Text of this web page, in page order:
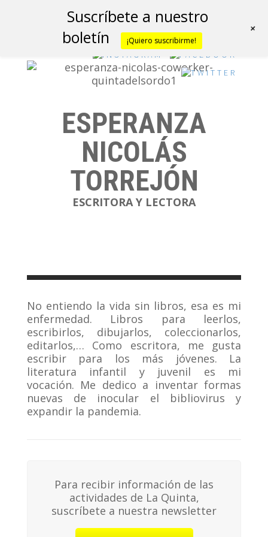
ESPERANZA
NICOLÁS
TORREJÓN
ESCRITORA Y LECTORA
No entiendo la vida sin libros, esa es mi
enfermedad. Libros para leerlos,
escribirlos, dibujarlos, coleccionarlos,
editarlos,… Como escritora, me gusta
escribir para los más jóvenes. La
literatura infantil y juvenil es mi
vocación. Me dedico a inventar formas
nuevas de inocular el bibliovirus y
expandir la pandemia.
Para recibir información de las
actividades de La Quinta,
suscríbete a nuestra newsletter
Suscríbete a nuestro
boletín
¡Quiero suscribirme!
+